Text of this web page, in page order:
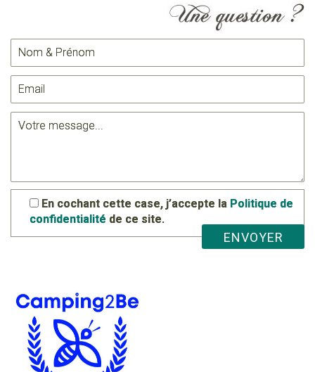
En cochant cette case, j’accepte la Politique de
confidentialité de ce site.